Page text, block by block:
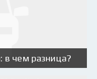
в чем разница?